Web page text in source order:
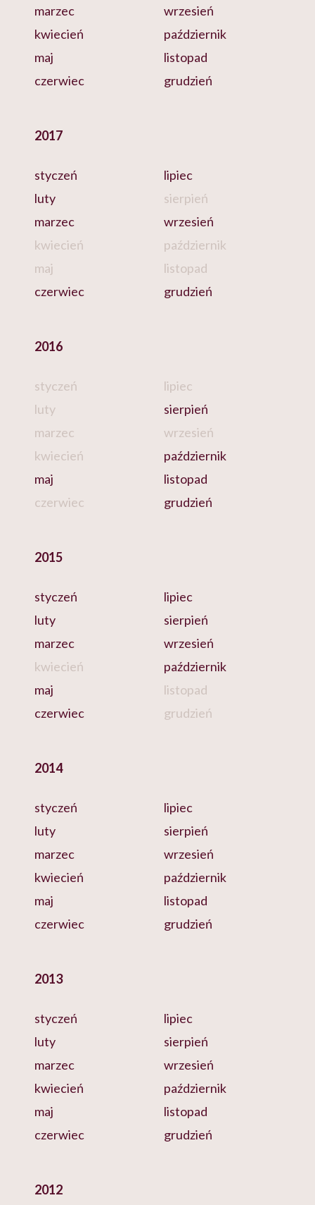
marzec
kwiecień
maj
czerwiec
wrzesień
październik
listopad
grudzień
2017
styczeń
luty
marzec
kwiecień
maj
czerwiec
lipiec
sierpień
wrzesień
październik
listopad
grudzień
2016
styczeń
luty
marzec
kwiecień
maj
czerwiec
lipiec
sierpień
wrzesień
październik
listopad
grudzień
2015
styczeń
luty
marzec
kwiecień
maj
czerwiec
lipiec
sierpień
wrzesień
październik
listopad
grudzień
2014
styczeń
luty
marzec
kwiecień
maj
czerwiec
lipiec
sierpień
wrzesień
październik
listopad
grudzień
2013
styczeń
luty
marzec
kwiecień
maj
czerwiec
lipiec
sierpień
wrzesień
październik
listopad
grudzień
2012